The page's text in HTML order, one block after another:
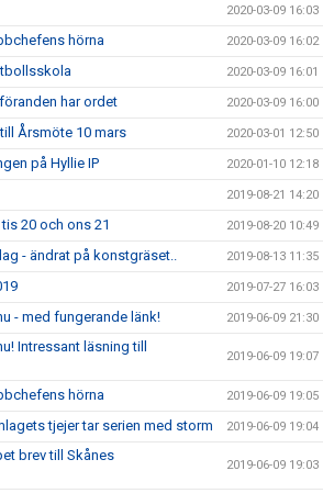
2020-03-09 16:03
hörna 2020-03-09 16:02
2020-03-09 16:01
har ordet 2020-03-09 16:00
Årsmöte 10 mars 2020-03-01 12:50
på Hyllie IP 2020-01-10 12:18
2019-08-21 14:20
20 och ons 21 2019-08-20 10:49
- ändrat på konstgräset.. 2019-08-13 11:35
2019-07-27 16:03
- med fungerande länk! 2019-06-09 21:30
Intressant läsning till
2019-06-09 19:07
hörna 2019-06-09 19:05
tjejer tar serien med storm 2019-06-09 19:04
brev till Skånes
2019-06-09 19:03